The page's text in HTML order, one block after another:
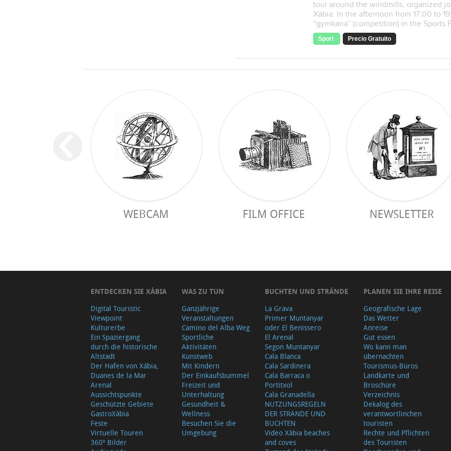
tour around the windmills, organized
Xàbia. In the afternoon from 17:00 to
“gymkana” (competition) in the Sports
Sport Precio Gratuito
WEBCAM FILM OFFICE NEWSLETTER
ENTDECKEN SIE XÀBIA
Digital Touristic
Viewpoint
Kulturerbe
Ein Spaziergang
durch die historische
Altstadt
Der Hafen von Xábia,
Duanes de la Mar
Arenal
Aussichtspunkte
Geschützte Gebiete
GastroXàbia
Feste
Virtuelle Touren
360º Bilder
WAS ZU TUN
Ganzjährige
Veranstaltungen
Camino del Alba Weg
Sportliche
Aktivitäten
Kunstweb
Mit Kindern
Der Einkaufsbummel
Freizeit und
Unterhaltung
Gesundheit &
Wellness
Besuchen Sie die
Umgebung
BUCHTEN UND STRÄNDE
La Grava
Primer Muntanyar
oder El Benissero
El Arenal
Segon Muntanyar
Cala Blanca
Cala Sardinera
Cala Barraca o
Portitxol
Cala Granadella
NUTZUNGSREGELN
DER STRÄNDE UND
BUCHTEN
Video Xàbia beaches
and coves
PLANEN SIE IHRE REISE
Geografische Lage
Das Wetter
Anreise
Gut essen
Wo kann man
übernachten
Tourismus-Büros
Landkarte und
Broschüre
Verzeichnis
Dekalog des
verantwortlinchen
touristen
Rechte und Pflichten
des Touristen